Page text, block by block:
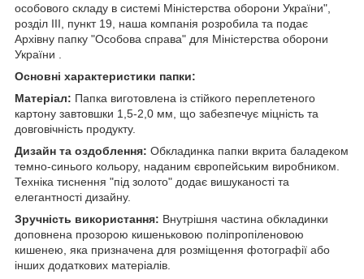
особового складу в системі Міністерства оборони України",
розділ III, пункт 19, наша компанія розробила та подає
Архівну папку "Особова справа" для Міністерства оборони
України .
Основні характеристики папки:
Матеріал: Папка виготовлена із стійкого переплетеного
картону завтовшки 1,5-2,0 мм, що забезпечує міцність та
довговічність продукту.
Дизайн та оздоблення: Обкладинка папки вкрита баладеком
темно-синього кольору, наданим європейським виробником.
Техніка тиснення "під золото" додає вишуканості та
елегантності дизайну.
Зручність використання: Внутрішня частина обкладинки
доповнена прозорою кишеньковою поліпропіленовою
кишенею, яка призначена для розміщення фотографії або
інших додаткових матеріалів.